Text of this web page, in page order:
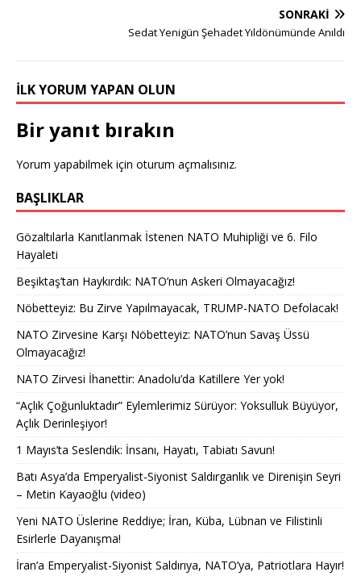
SONRAKI
Sedat Yenigün Şehadet Yıldönümünde Anıldı
İLK YORUM YAPAN OLUN
Bir yanıt bırakın
Yorum yapabilmek için oturum açmalısınız.
BAŞLIKLAR
Gözaltılarla Kanıtlanmak İstenen NATO Muhipliği ve 6. Filo
Hayaleti
Beşiktaş’tan Haykırdık: NATO’nun Askeri Olmayacağız!
Nöbetteyiz: Bu Zirve Yapılmayacak, TRUMP-NATO Defolacak!
NATO Zirvesine Karşı Nöbetteyiz: NATO’nun Savaş Üssü
Olmayacağız!
NATO Zirvesi İhanettir: Anadolu’da Katillere Yer yok!
“Açlık Çoğunluktadır” Eylemlerimiz Sürüyor: Yoksulluk Büyüyor,
Açlık Derinleşiyor!
1 Mayıs’ta Seslendik: İnsanı, Hayatı, Tabiatı Savun!
Batı Asya’da Emperyalist-Siyonist Saldırganlık ve Direnişin Seyri
– Metin Kayaoğlu (video)
Yeni NATO Üslerine Reddiye; İran, Küba, Lübnan ve Filistinli
Esirlerle Dayanışma!
İran’a Emperyalist-Siyonist Saldırıya, NATO’ya, Patriotlara Hayır!